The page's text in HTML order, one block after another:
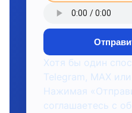
Хотя бы один
Telegram, MAX
Нажимая
соглашаетесь с